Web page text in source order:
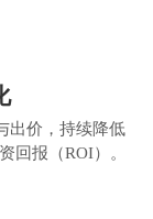
出价，持续降低
回报（ROI）。